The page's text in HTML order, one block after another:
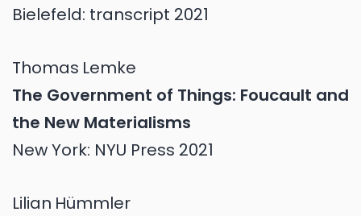
Bielefeld: transcript 2021
Thomas Lemke
The Government of Things: Foucault and
the New Materialisms
New York: NYU Press 2021
Lilian Hümmler